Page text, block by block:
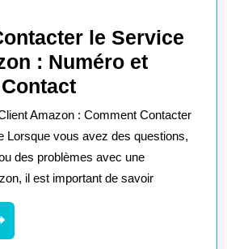
le Service
: Numéro et
Comment
Contacter
le
Service
Client
Amazon : Comment Contacter
Lorsque vous avez des questions,
des problèmes avec une
il est important de savoir
LIRE
LA